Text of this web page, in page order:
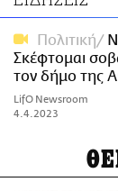
Πολιτική
Σκέφτομαι
τον δήμο της
LifO Newsroom
4.4.2023